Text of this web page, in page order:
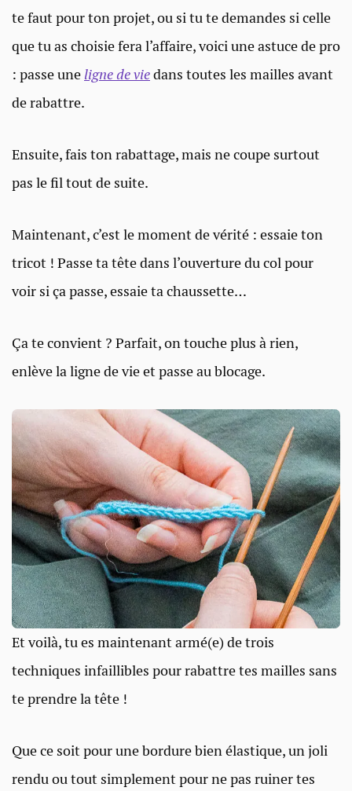
te faut pour ton projet, ou si tu te demandes si celle
que tu as choisie fera l’affaire, voici une astuce de pro
: passe une ligne de viedans toutes les mailles avant
de rabattre.
Ensuite, fais ton rabattage, mais ne coupe surtout
pas le fil tout de suite.
Maintenant, c’est le moment de vérité : essaie ton
tricot ! Passe ta tête dans l’ouverture du col pour
voir si ça passe, essaie ta chaussette…
Ça te convient ? Parfait, on touche plus à rien,
enlève la ligne de vie et passe au blocage.
Et voilà, tu es maintenant armé(e) de trois
techniques infaillibles pour rabattre tes mailles sans
te prendre la tête !
Que ce soit pour une bordure bien élastique, un joli
rendu ou tout simplement pour ne pas ruiner tes